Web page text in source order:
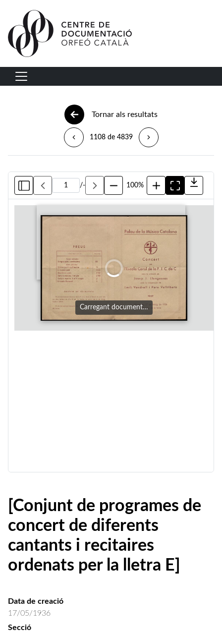
Vés al contingut
Navegació principal
Tornar als resultats
1108 de 4839
/- 100%
Carregant document…
[Conjunt de programes de
concert de diferents
cantants i recitaires
ordenats per la lletra E]
Data de creació
17/05/1936
Secció